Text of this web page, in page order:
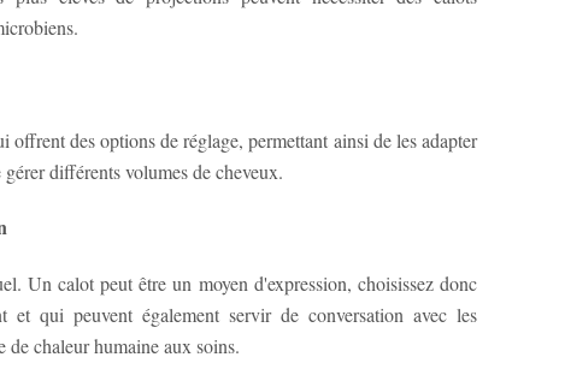
offrent des options de réglage, permettant ainsi de les adapter
différents volumes de cheveux.
Un calot peut être un moyen d'expression, choisissez donc
et qui peuvent également servir de conversation avec les
de chaleur humaine aux soins.